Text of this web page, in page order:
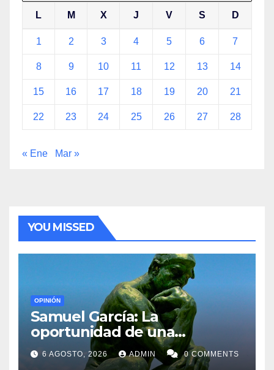
L M X J V S D
1 2 3 4 5 6 7
8 9 10 11 12 13 14
15 16 17 18 19 20 21
22 23 24 25 26 27 28
« Ene Mar »
YOU MISSED
OPINIÓN
Samuel García: La
oportunidad de una
generación
6 AGOSTO, 2026 ADMIN 0 COMMENTS